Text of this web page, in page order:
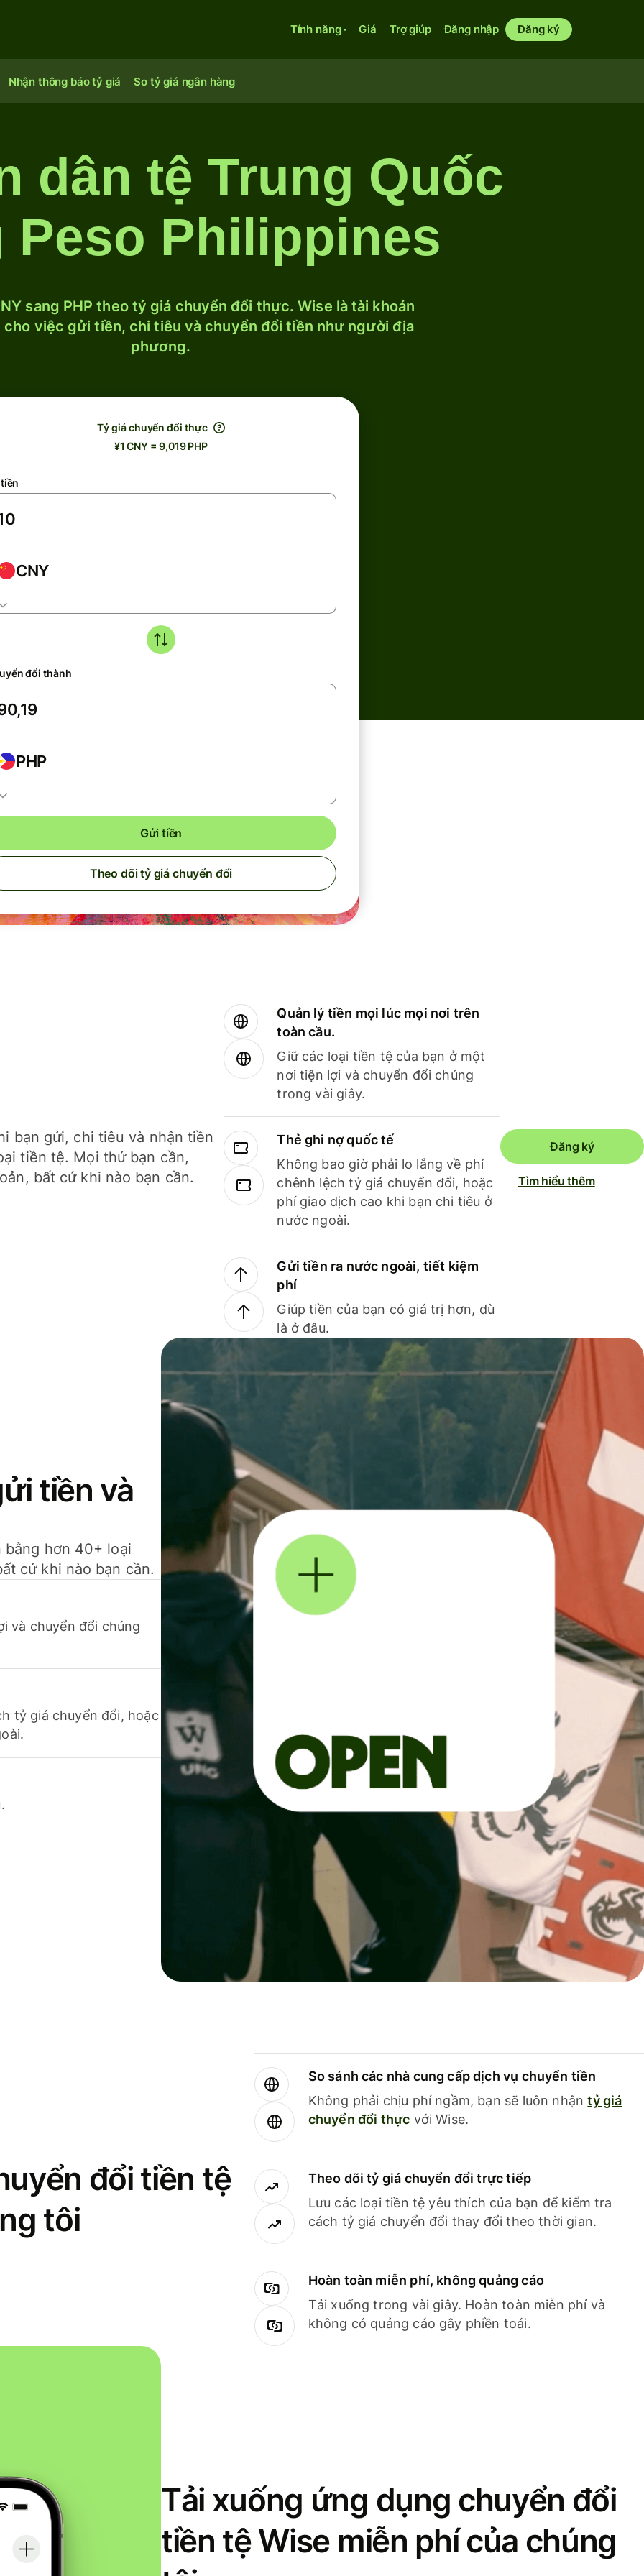
Tính năng Giá Trợ giúp Đăng nhập Đăng ký
Nhận thông báo tỷ giá So tỷ giá ngân hàng
dân tệ Trung Quốc
Peso Philippines
sang PHP theo tỷ giá chuyển đổi thực. Wise là tài khoản
việc gửi tiền, chi tiêu và chuyển đổi tiền như người địa
phương.
Tỷ giá chuyển đổi thực
¥1 CNY = 9,019 PHP
CNY
đổi thành
PHP
Gửi tiền
Theo dõi tỷ giá chuyển đổi
bạn gửi, chi tiêu và nhận tiền
tiền tệ. Mọi thứ bạn cần,
bất cứ khi nào bạn cần.
Quản lý tiền mọi lúc mọi nơi trên
toàn cầu.
Giữ các loại tiền tệ của bạn ở một
nơi tiện lợi và chuyển đổi chúng
trong vài giây.
Thẻ ghi nợ quốc tế
Không bao giờ phải lo lắng về phí
chênh lệch tỷ giá chuyển đổi, hoặc
phí giao dịch cao khi bạn chi tiêu ở
nước ngoài.
Gửi tiền ra nước ngoài, tiết kiệm
phí
Giúp tiền của bạn có giá trị hơn, dù
là ở đâu.
Đăng ký
Tìm hiểu thêm
tiền và
hơn 40+ loại
cứ khi nào bạn cần.
và chuyển đổi chúng
tỷ giá chuyển đổi, hoặc
đổi tiền tệ
tôi
So sánh các nhà cung cấp dịch vụ chuyển tiền
Không phải chịu phí ngầm, bạn sẽ luôn nhậntỷ giá
chuyển đổi thực với Wise.
Theo dõi tỷ giá chuyển đổi trực tiếp
Lưu các loại tiền tệ yêu thích của bạn để kiểm tra
cách tỷ giá chuyển đổi thay đổi theo thời gian.
Hoàn toàn miễn phí, không quảng cáo
Tải xuống trong vài giây. Hoàn toàn miễn phí và
không có quảng cáo gây phiền toái.
Tải xuống ứng dụng chuyển đổi
tiền tệ Wise miễn phí của chúng